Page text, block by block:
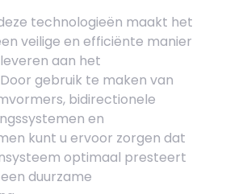
technologieën maakt het
veilige en efficiënte manier
aan het
gebruik te maken van
bidirectionele
en
kunt u ervoor zorgen dat
optimaal presteert
duurzame